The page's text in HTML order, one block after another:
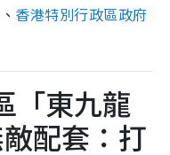
、 香港特別行政區政府
「東九龍
配套：打